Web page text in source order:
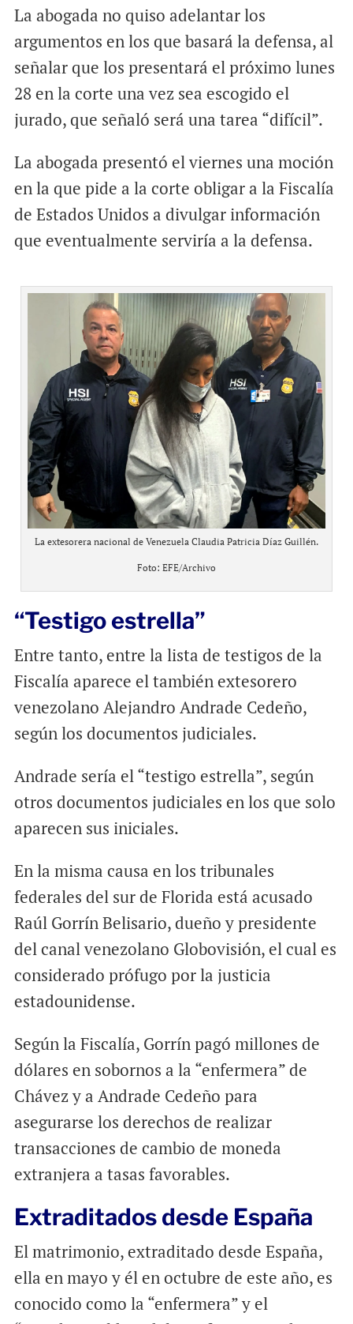
La abogada no quiso adelantar los
argumentos en los que basará la defensa, al
señalar que los presentará el próximo lunes
28 en la corte una vez sea escogido el
jurado, que señaló será una tarea “difícil”.
La abogada presentó el viernes una moción
en la que pide a la corte obligar a la Fiscalía
de Estados Unidos a divulgar información
que eventualmente serviría a la defensa.
La extesorera nacional de Venezuela Claudia Patricia Díaz Guillén.
Foto: EFE/Archivo
“Testigo estrella”
Entre tanto, entre la lista de testigos de la
Fiscalía aparece el también extesorero
venezolano Alejandro Andrade Cedeño,
según los documentos judiciales.
Andrade sería el “testigo estrella”, según
otros documentos judiciales en los que solo
aparecen sus iniciales.
En la misma causa en los tribunales
federales del sur de Florida está acusado
Raúl Gorrín Belisario, dueño y presidente
del canal venezolano Globovisión, el cual es
considerado prófugo por la justicia
estadounidense.
Según la Fiscalía, Gorrín pagó millones de
dólares en sobornos a la “enfermera” de
Chávez y a Andrade Cedeño para
asegurarse los derechos de realizar
transacciones de cambio de moneda
extranjera a tasas favorables.
Extraditados desde España
El matrimonio, extraditado desde España,
ella en mayo y él en octubre de este año, es
conocido como la “enfermera” y el